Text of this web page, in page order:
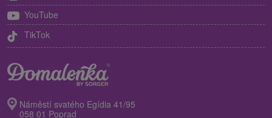
YouTube
TikTok
Náměstí svatého Egídia 41/95
058 01 Poprad